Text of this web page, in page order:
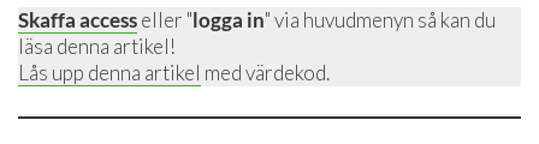
Skaffa accesseller "logga in" via huvudmenyn så kan du
läsa denna artikel!
Lås upp denna artikel med värdekod.